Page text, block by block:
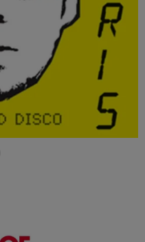
une interview archive
FG su